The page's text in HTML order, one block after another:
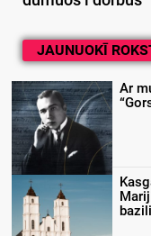
JAUNUOKĪ
Ar